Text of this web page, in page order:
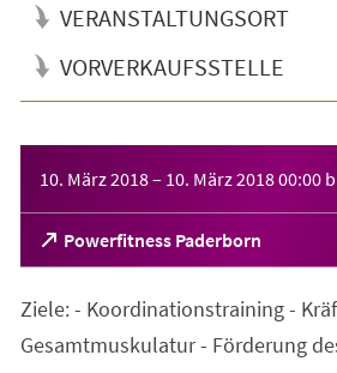
VERANSTALTUNGSORT
VORVERKAUFSSTELLE
10. März 2018– 10. März 201800:00
Powerfitness Paderborn
(Öffnet
in
neuen
Ziele: - Koordinationstraining -
Gesamtmuskulatur - Förderung